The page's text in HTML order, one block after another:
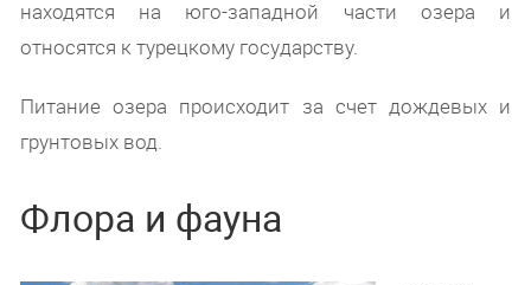
находятся на юго-западной части озера и
относятся к турецкому государству.
Питание озера происходит за счет дождевых и
грунтовых вод.
Флора и фауна